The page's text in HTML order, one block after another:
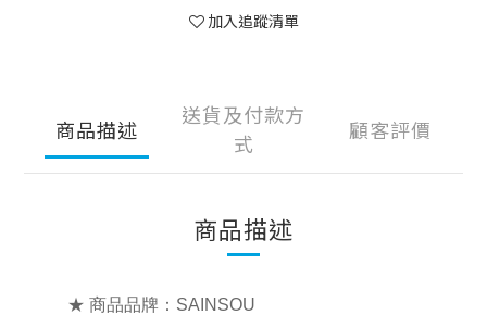
加入追蹤清單
商品描述
送貨及付款方
式
顧客評價
商品描述
★ 商品品牌：SAINSOU